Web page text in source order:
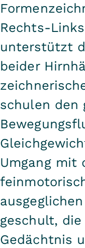
Rechts-
unterstützt
beider
schulen den
Umgang mit
geschult,
Gedächtnis